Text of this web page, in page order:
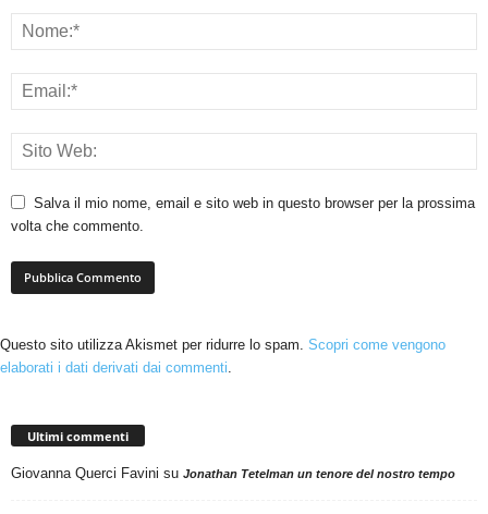
Salva il mio nome, email e sito web in questo browser per la prossima
volta che commento.
Questo sito utilizza Akismet per ridurre lo spam. Scopri come vengono
elaborati i dati derivati dai commenti.
Ultimi commenti
Giovanna Querci Favini su Jonathan Tetelman un tenore del nostro tempo